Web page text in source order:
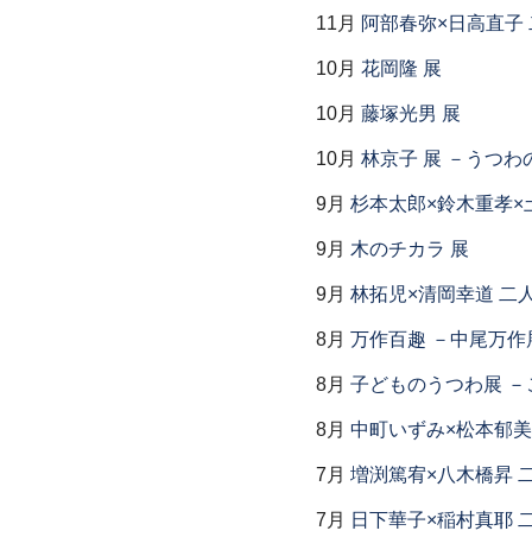
11月 阿部春弥×日高直子
10月 花岡隆 展
10月 藤塚光男 展
10月 林京子 展 －うつわ
9月 杉本太郎×鈴木重孝×
9月 木のチカラ 展
9月 林拓児×清岡幸道 二
8月 万作百趣 －中尾万作
8月 子どものうつわ展
8月 中町いずみ×松本郁
7月 増渕篤宥×八木橋昇
7月 日下華子×稲村真耶